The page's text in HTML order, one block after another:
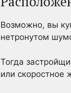
Возможно, вы
нетронутом
Тогда
или